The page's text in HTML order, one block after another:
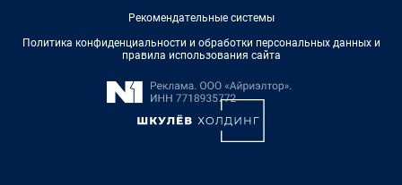
Рекомендательные системы
Политика конфиденциальности и обработки персональных данных и
правила использования сайта